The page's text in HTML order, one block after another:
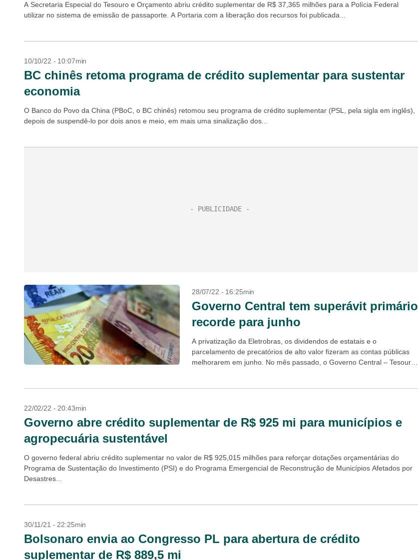
A Secretaria Especial do Tesouro e Orçamento abriu crédito suplementar de R$ 37,365 milhões para a Polícia Federal
utilizar no sistema de emissão de passaporte. A Portaria com a liberação dos recursos foi publicada...
10/10/22 - 10:07min
BC chinês retoma programa de crédito suplementar para sustentar
economia
O Banco do Povo da China (PBoC, o BC chinês) retomou seu programa de crédito suplementar (PSL, pela sigla em inglês),
depois de suspendê-lo por dois anos e meio, em mais uma sinalização dos...
28/07/22 - 16:25min
Governo Central tem superávit primário
recorde para junho
A privatização da Eletrobras, os dividendos de estatais e o
parcelamento de precatórios de alto valor fizeram as contas públicas
melhorarem em junho. No mês passado, o Governo Central – Tesouro
22/02/22 - 20:43min
Governo abre crédito suplementar de R$ 925 mi para municípios e
agropecuária sustentável
O governo federal abriu crédito suplementar no valor de R$ 925,015 milhões para reforçar dotações orçamentárias do
Programa de Sustentação do Investimento (PSI) e do Programa Emergencial de Reconstrução de Municípios Afetados por
Desastres...
30/11/21 - 22:25min
Bolsonaro envia ao Congresso PL para abertura de crédito
suplementar de R$ 889,5 mi